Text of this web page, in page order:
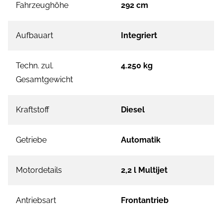
Fahrzeughöhe 292 cm
Aufbauart Integriert
Techn. zul.
Gesamtgewicht
4.250 kg
Kraftstoff Diesel
Getriebe Automatik
Motordetails 2,2 l Multijet
Antriebsart Frontantrieb